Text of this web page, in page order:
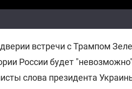
встречи с Трампом
России будет
слова президента